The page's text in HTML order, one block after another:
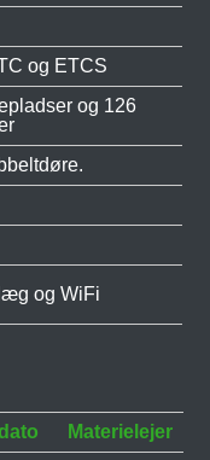
og ETCS
og 126
og WiFi
Materielejer